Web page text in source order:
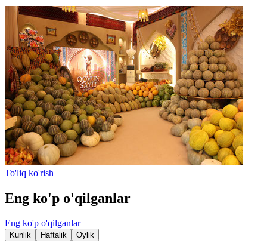
To'liq ko'rish
Eng ko'p o'qilganlar
Eng ko'p o'qilganlar
Kunlik Haftalik Oylik